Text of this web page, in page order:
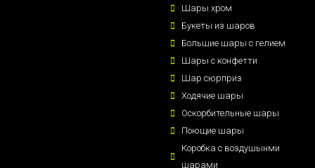
Шары хром
Букеты из шаров
Большие шары с гелием
Шары с конфетти
Шар сюрприз
Ходячие шары
Оскорбительные шары
Поющие шары
Коробка с воздушынми
шарами